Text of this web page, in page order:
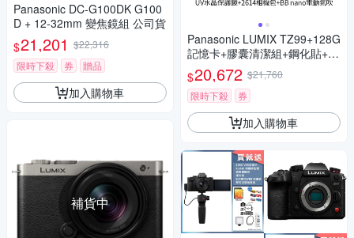
Panasonic DC-G100DK G100
D + 12-32mm 變焦鏡組 公司貨
$21,201 $22,316
限時下殺
券 贈品
加入購物車
補貨中
Panasonic LUMIX TZ99+128G
記憶卡+膠囊清潔組+鋼化貼+水
晶保護鏡+2614相機包+NITEC
ORE BB nano 迷你電動氣吹
(公司貨)
$20,672 $21,760
限時下殺
券
加入購物車